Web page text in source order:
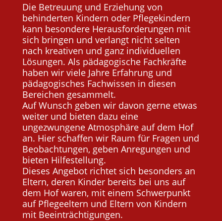
Die Betreuung und Erziehung von
behinderten Kindern oder Pflegekindern
kann besondere Herausforderungen mit
sich bringen und verlangt nicht selten
nach kreativen und ganz individuellen
Lösungen. Als pädagogische Fachkräfte
haben wir viele Jahre Erfahrung und
pädagogisches Fachwissen in diesen
Bereichen gesammelt.
Auf Wunsch geben wir davon gerne etwas
weiter und bieten dazu eine
ungezwungene Atmosphäre auf dem Hof
an. Hier schaffen wir Raum für Fragen und
Beobachtungen, geben Anregungen und
bieten Hilfestellung.
Dieses Angebot richtet sich besonders an
Eltern, deren Kinder bereits bei uns auf
dem Hof waren, mit einem Schwerpunkt
auf Pflegeeltern und Eltern von Kindern
mit Beeinträchtigungen.